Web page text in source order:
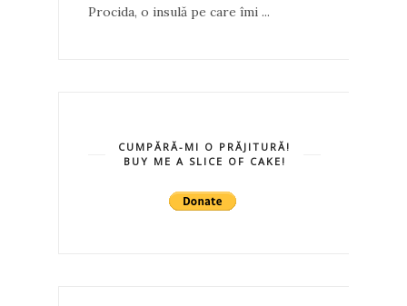
Procida, o insulă pe care îmi ...
CUMPĂRĂ-MI O PRĂJITURĂ!
BUY ME A SLICE OF CAKE!